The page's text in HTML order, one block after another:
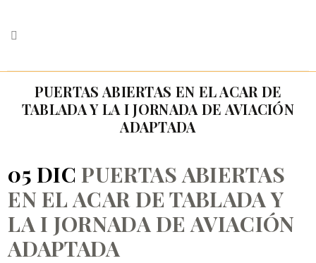
PUERTAS ABIERTAS EN EL ACAR DE
TABLADA Y LA I JORNADA DE AVIACIÓN
ADAPTADA
05 DIC PUERTAS ABIERTAS
EN EL ACAR DE TABLADA Y
LA I JORNADA DE AVIACIÓN
ADAPTADA